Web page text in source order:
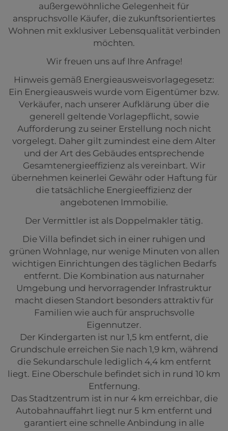
außergewöhnliche Gelegenheit für
anspruchsvolle Käufer, die zukunftsorientiertes
Wohnen mit exklusiver Lebensqualität verbinden
möchten.
Wir freuen uns auf Ihre Anfrage!
Hinweis gemäß Energieausweisvorlagegesetz:
Ein Energieausweis wurde vom Eigentümer bzw.
Verkäufer, nach unserer Aufklärung über die
generell geltende Vorlagepflicht, sowie
Aufforderung zu seiner Erstellung noch nicht
vorgelegt. Daher gilt zumindest eine dem Alter
und der Art des Gebäudes entsprechende
Gesamtenergieeffizienz als vereinbart. Wir
übernehmen keinerlei Gewähr oder Haftung für
die tatsächliche Energieeffizienz der
angebotenen Immobilie.
Der Vermittler ist als Doppelmakler tätig.
Die Villa befindet sich in einer ruhigen und
grünen Wohnlage, nur wenige Minuten von allen
wichtigen Einrichtungen des täglichen Bedarfs
entfernt. Die Kombination aus naturnaher
Umgebung und hervorragender Infrastruktur
macht diesen Standort besonders attraktiv für
Familien wie auch für anspruchsvolle
Eigennutzer.
Der Kindergarten ist nur 1,5 km entfernt, die
Grundschule erreichen Sie nach 1,9 km, während
die Sekundarschule lediglich 4,4 km entfernt
liegt. Eine Oberschule befindet sich in rund 10 km
Entfernung.
Das Stadtzentrum ist in nur 4 km erreichbar, die
Autobahnauffahrt liegt nur 5 km entfernt und
garantiert eine schnelle Anbindung in alle